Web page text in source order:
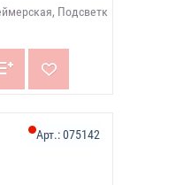
Подсветк
Арт.:075142